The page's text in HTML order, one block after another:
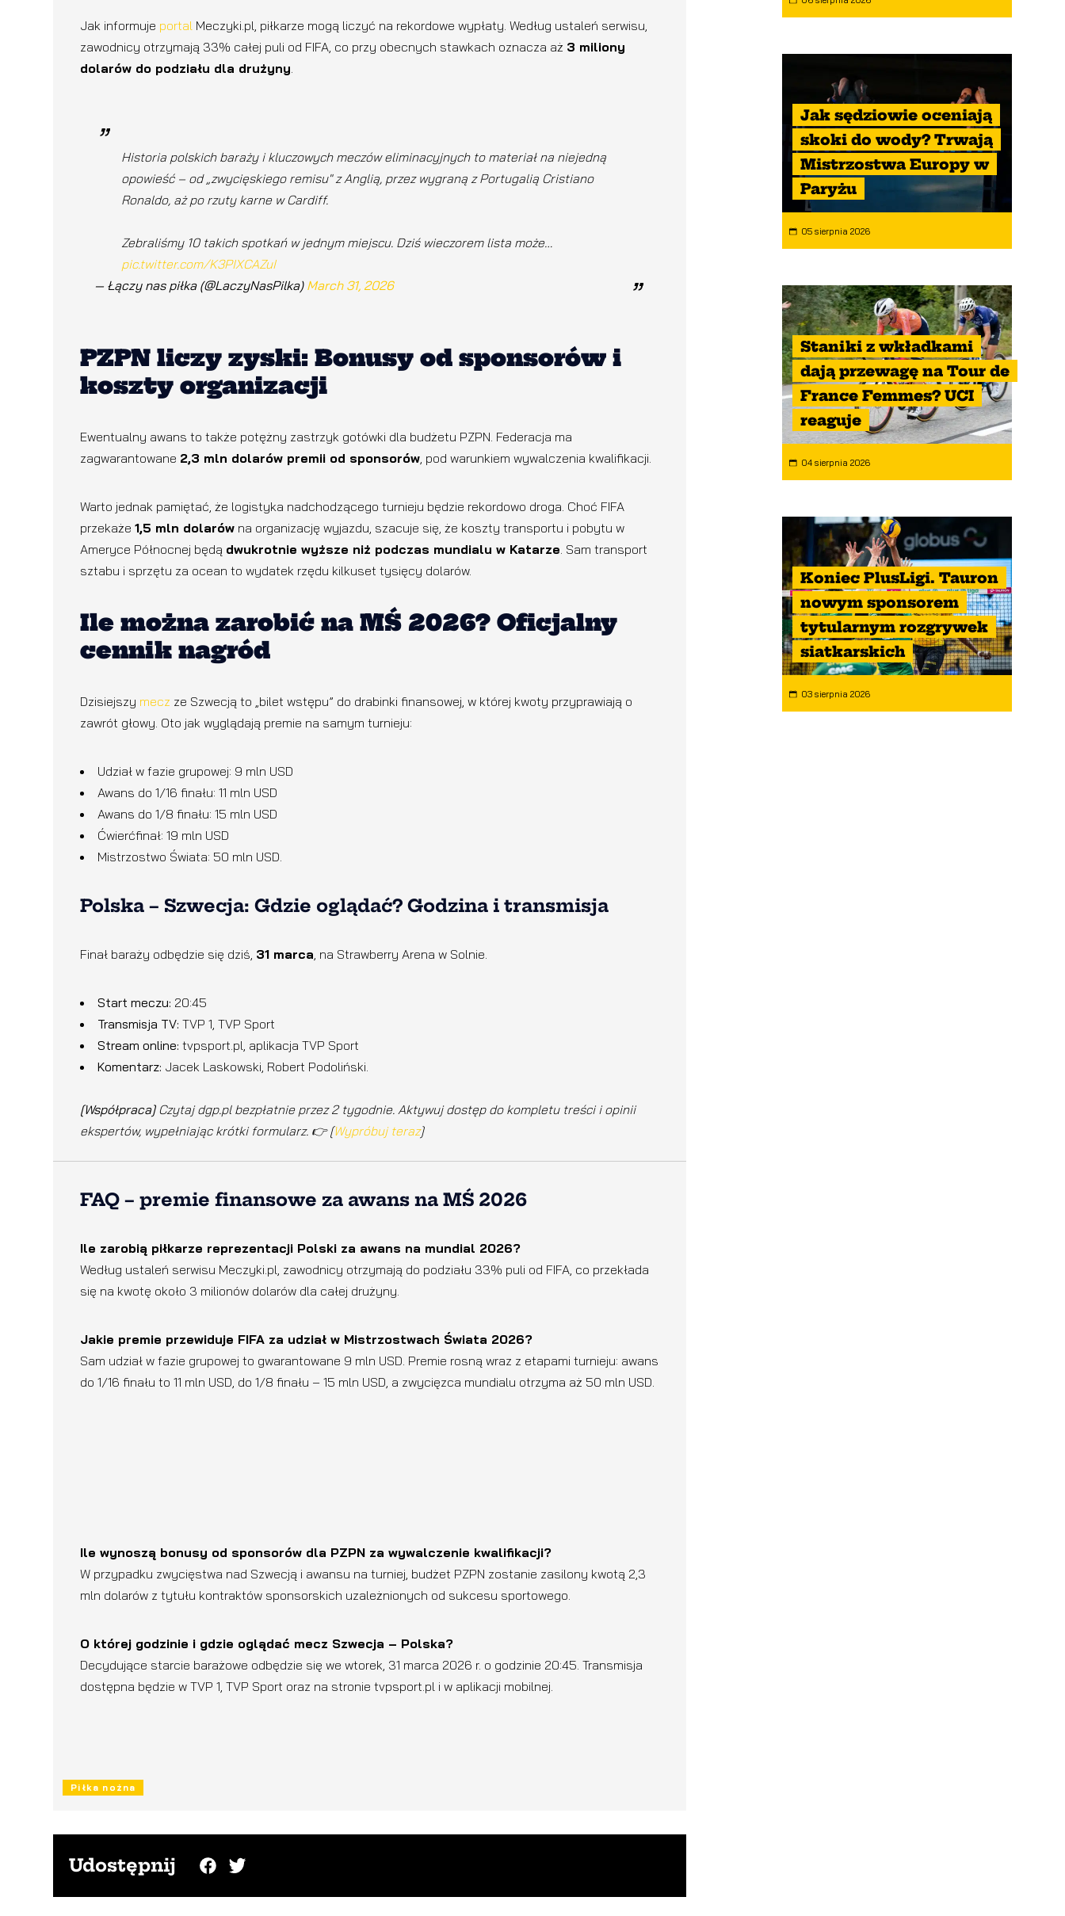
Jak informuje portal Meczyki.pl, piłkarze mogą liczyć na rekordowe wypłaty. Według ustaleń serwisu,
zawodnicy otrzymają 33% całej puli od FIFA, co przy obecnych stawkach oznacza aż 3 miliony
dolarów do podziału dla drużyny.
Historia polskich baraży i kluczowych meczów eliminacyjnych to materiał na niejedną
opowieść – od „zwycięskiego remisu" z Anglią, przez wygraną z Portugalią Cristiano
Ronaldo, aż po rzuty karne w Cardiff.
Zebraliśmy 10 takich spotkań w jednym miejscu. Dziś wieczorem lista może…
pic.twitter.com/K3PIXCAZuI
— Łączy nas piłka (@LaczyNasPilka) March 31, 2026
PZPN liczy zyski: Bonusy od sponsorów i
koszty organizacji
Ewentualny awans to także potężny zastrzyk gotówki dla budżetu PZPN. Federacja ma
zagwarantowane 2,3 mln dolarów premii od sponsorów, pod warunkiem wywalczenia kwalifikacji.
Warto jednak pamiętać, że logistyka nadchodzącego turnieju będzie rekordowo droga. Choć FIFA
przekaże1,5 mln dolarów na organizację wyjazdu, szacuje się, że koszty transportu i pobytu w
Ameryce Północnej będą dwukrotnie wyższe niż podczas mundialu w Katarze. Sam transport
sztabu i sprzętu za ocean to wydatek rzędu kilkuset tysięcy dolarów.
Ile można zarobić na MŚ 2026? Oficjalny
cennik nagród
Dzisiejszy mecz ze Szwecją to „bilet wstępu” do drabinki finansowej, w której kwoty przyprawiają o
zawrót głowy. Oto jak wyglądają premie na samym turnieju:
Udział w fazie grupowej: 9 mln USD
Awans do 1/16 finału: 11 mln USD
Awans do 1/8 finału: 15 mln USD
Ćwierćfinał: 19 mln USD
Mistrzostwo Świata: 50 mln USD.
Polska – Szwecja: Gdzie oglądać? Godzina i transmisja
Finał baraży odbędzie się dziś, 31 marca, na Strawberry Arena w Solnie.
Start meczu: 20:45
Transmisja TV: TVP 1, TVP Sport
Stream online: tvpsport.pl, aplikacja TVP Sport
Komentarz: Jacek Laskowski, Robert Podoliński.
[Współpraca]Czytaj dgp.pl bezpłatnie przez 2 tygodnie. Aktywuj dostęp do kompletu treści i opinii
ekspertów, wypełniając krótki formularz. 👉 [Wypróbuj teraz]
FAQ – premie finansowe za awans na MŚ 2026
Ile zarobią piłkarze reprezentacji Polski za awans na mundial 2026?
Według ustaleń serwisu Meczyki.pl, zawodnicy otrzymają do podziału 33% puli od FIFA, co przekłada
się na kwotę około 3 milionów dolarów dla całej drużyny.
Jakie premie przewiduje FIFA za udział w Mistrzostwach Świata 2026?
Sam udział w fazie grupowej to gwarantowane 9 mln USD. Premie rosną wraz z etapami turnieju: awans
do 1/16 finału to 11 mln USD, do 1/8 finału – 15 mln USD, a zwycięzca mundialu otrzyma aż 50 mln USD.
Ile wynoszą bonusy od sponsorów dla PZPN za wywalczenie kwalifikacji?
W przypadku zwycięstwa nad Szwecją i awansu na turniej, budżet PZPN zostanie zasilony kwotą 2,3
mln dolarów z tytułu kontraktów sponsorskich uzależnionych od sukcesu sportowego.
O której godzinie i gdzie oglądać mecz Szwecja – Polska?
Decydujące starcie barażowe odbędzie się we wtorek, 31 marca 2026 r. o godzinie 20:45. Transmisja
dostępna będzie w TVP 1, TVP Sport oraz na stronie tvpsport.pl i w aplikacji mobilnej.
Piłka nożna
Udostępnij
Jak sędziowie oceniają
skoki do wody? Trwają
Mistrzostwa Europy w
Paryżu
05 sierpnia 2026
Staniki z wkładkami
dają przewagę na Tour de
France Femmes? UCI
reaguje
04 sierpnia 2026
Koniec PlusLigi. Tauron
nowym sponsorem
tytularnym rozgrywek
siatkarskich
03 sierpnia 2026